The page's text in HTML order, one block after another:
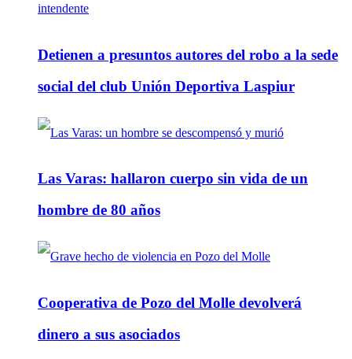
Detienen a presuntos autores del robo a la sede
social del club Unión Deportiva Laspiur
Las Varas: hallaron cuerpo sin vida de un
hombre de 80 años
Cooperativa de Pozo del Molle devolverá
dinero a sus asociados